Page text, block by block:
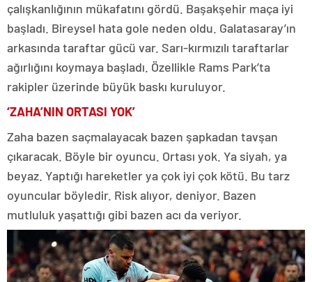
çalışkanlığının mükafatını gördü. Başakşehir maça iyi
başladı. Bireysel hata gole neden oldu. Galatasaray’ın
arkasında taraftar gücü var. Sarı-kırmızılı taraftarlar
ağırlığını koymaya başladı. Özellikle Rams Park’ta
rakipler üzerinde büyük baskı kuruluyor.
‘ZAHA’NIN ORTASI YOK’
Zaha bazen saçmalayacak bazen şapkadan tavşan
çıkaracak. Böyle bir oyuncu. Ortası yok. Ya siyah, ya
beyaz. Yaptığı hareketler ya çok iyi çok kötü. Bu tarz
oyuncular böyledir. Risk alıyor, deniyor. Bazen
mutluluk yaşattığı gibi bazen acı da veriyor.